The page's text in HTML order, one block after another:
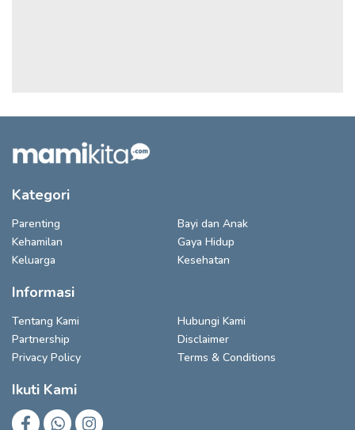
Kategori
Parenting
Bayi dan Anak
Kehamilan
Gaya Hidup
Keluarga
Kesehatan
Informasi
Tentang Kami
Hubungi Kami
Partnership
Disclaimer
Privacy Policy
Terms & Conditions
Ikuti Kami